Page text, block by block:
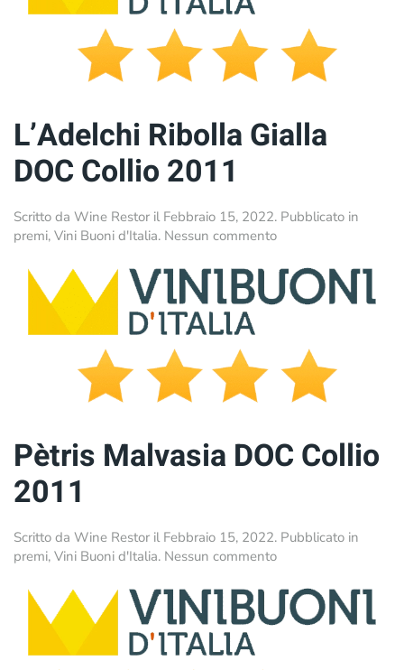
2009
L’Adelchi Ribolla Gialla
DOC Collio 2011
Scritto da Wine Restor il Febbraio 15, 2022. Pubblicato in
premi, Vini Buoni d'Italia. Nessun commentosu
Ribolla
Gialla
DOC
2011
Pètris Malvasia DOC Collio
2011
Scritto da Wine Restor il Febbraio 15, 2022. Pubblicato in
premi, Vini Buoni d'Italia. Nessun commentosu
Malvasia
DOC
Collio